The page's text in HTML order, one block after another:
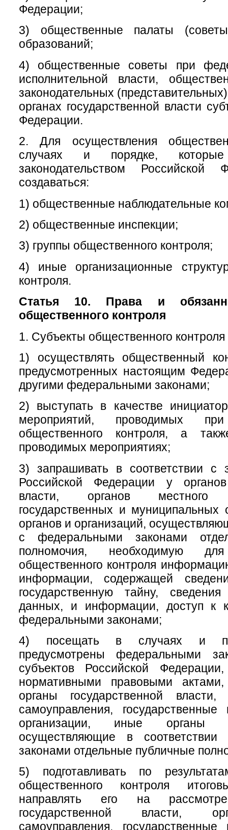
Федерации;
3) общественные палаты
образований;
4) общественные советы при
исполнительной власти,
законодательных
органах государственной власти
Федерации.
2. Для осуществления
случаях и порядке, которые
законодательством Российской
создаваться:
1) общественные наблюдательные
2) общественные инспекции;
3) группы общественного контроля;
4) иные организационные
контроля.
Статья 10. Права и
общественного контроля
1. Субъекты общественного контроля
1) осуществлять общественный
предусмотренных настоящим
другими федеральными законами;
2) выступать в качестве
мероприятий, проводимых при
общественного контроля, а
проводимых мероприятиях;
3) запрашивать в соответствии с
Российской Федерации у органов
власти, органов местного
государственных и муниципальных
органов и организаций,
с федеральными законами
полномочия, необходимую для
общественного контроля
информации, содержащей
государственную тайну,
данных, и информации, доступ к
федеральными законами;
4) посещать в случаях и
предусмотрены федеральными
субъектов Российской
нормативными правовыми актами,
органы государственной
самоуправления,
организации, иные органы
осуществляющие в
законами отдельные публичные
5) подготавливать по
общественного контроля
направлять его на
государственной власти,
самоуправления,